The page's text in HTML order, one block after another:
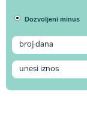
Dozvoljeni minus